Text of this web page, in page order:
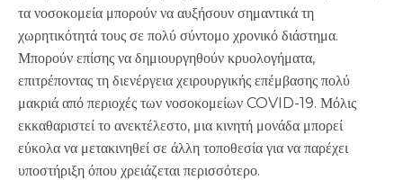
τα νοσοκομεία μπορούν να αυξήσουν σημαντικά τη
χωρητικότητά τους σε πολύ σύντομο χρονικό διάστημα.
Μπορούν επίσης να δημιουργηθούν κρυολογήματα,
επιτρέποντας τη διενέργεια χειρουργικής επέμβασης πολύ
μακριά από περιοχές των νοσοκομείων COVID-19. Μόλις
εκκαθαριστεί το ανεκτέλεστο, μια κινητή μονάδα μπορεί
εύκολα να μετακινηθεί σε άλλη τοποθεσία για να παρέχει
υποστήριξη όπου χρειάζεται περισσότερο.